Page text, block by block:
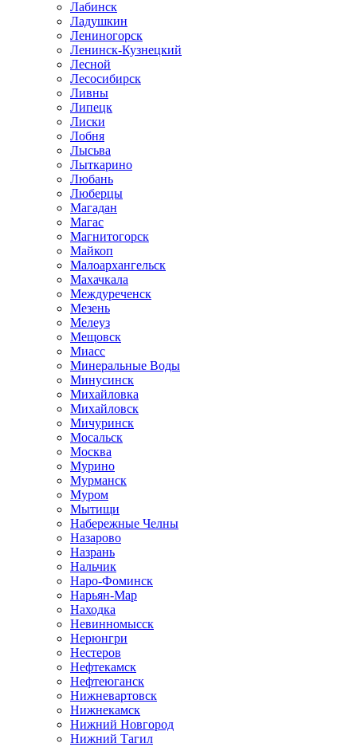
Лабинск
Ладушкин
Лениногорск
Ленинск-Кузнецкий
Лесной
Лесосибирск
Ливны
Липецк
Лиски
Лобня
Лысьва
Лыткарино
Любань
Люберцы
Магадан
Магас
Магнитогорск
Майкоп
Малоархангельск
Махачкала
Междуреченск
Мезень
Мелеуз
Мещовск
Миасс
Минеральные Воды
Минусинск
Михайловка
Михайловск
Мичуринск
Мосальск
Москва
Мурино
Мурманск
Муром
Мытищи
Набережные Челны
Назарово
Назрань
Нальчик
Наро-Фоминск
Нарьян-Мар
Находка
Невинномысск
Нерюнгри
Нестеров
Нефтекамск
Нефтеюганск
Нижневартовск
Нижнекамск
Нижний Новгород
Нижний Тагил